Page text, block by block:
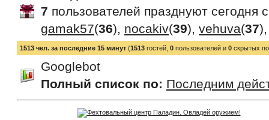
7 пользователей празднуют сегодня
gamak57(36), nocakiv(39), vehuva(37
1513 чел. за последние 15 минут (1513 гостей, 0 пользователей и 0 скрытых
Googlebot
Полный список по: Последним